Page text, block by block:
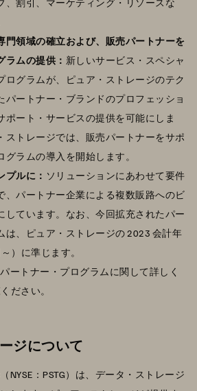
門領域の確立および、販売パートナーを
ラムの提供： 新しいサービス・スペシャ
ログラムが、ピュア・ストレージのテク
パートナー・ブランドのプロフェッショ
ポート・サービスの提供を可能にしま
ストレージでは、販売パートナーをサポ
グラムの導入を開始します。
プルに： ソリューションにあわせて要件
、パートナー企業による複数販路へのビ
しています。なお、今回拡充されたパー
は、ピュア・ストレージの 2023 会計年
）に準じます。
ートナー・プログラムに関して詳しく
ださい。
ジについて
NYSE：PSTG）は、データ・ストレージ